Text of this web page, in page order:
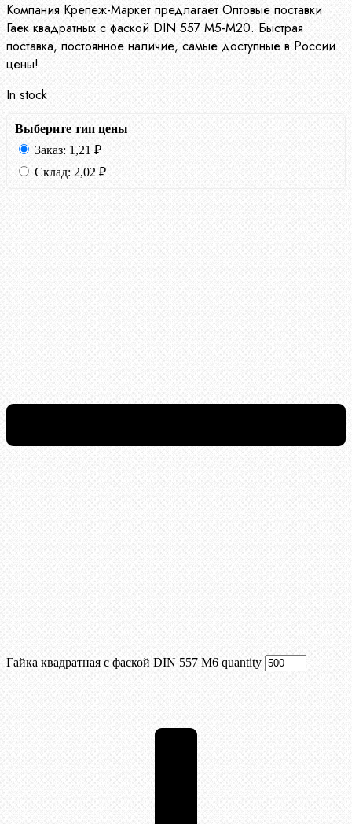
Компания Крепеж-Маркет предлагает Оптовые поставки
Гаек квадратных с фаской DIN 557 М5-М20. Быстрая
поставка, постоянное наличие, самые доступные в России
цены!
In stock
Выберите тип цены
Заказ: 1,21 ₽
Склад: 2,02 ₽
Гайка квадратная с фаской DIN 557 М6 quantity